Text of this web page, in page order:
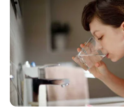
Suchen:
Auf einigen Seiten dieses
Angebote integriert. Wenn